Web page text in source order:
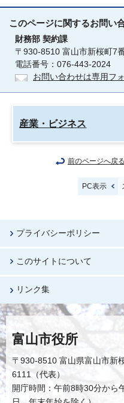
このページに関するお問い
財務部 契約課
〒930-8510 富山市新桜町7
電話番号：076-443-2024
お問い合わせは専用フ
産業・ビジネス
前のページへ戻る
PC表示
プライバシーポリシー
このサイトについて
リンク集
富山市役所
〒930-8510 富山県富山市
6111（代表）
開庁時間：午前8時30分から